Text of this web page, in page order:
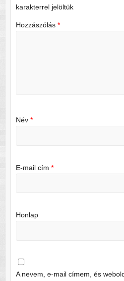
karakterrel jelöltük
Hozzászólás *
Név *
E-mail cím *
Honlap
A nevem, e-mail címem, és